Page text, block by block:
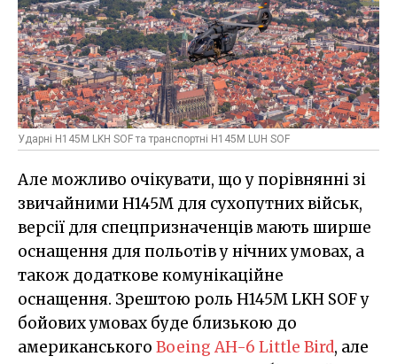
Ударні H145M LKH SOF та транспортні H145M LUH SOF
Але можливо очікувати, що у порівнянні зі
звичайними H145M для сухопутних військ,
версії для спецпризначенців мають ширше
оснащення для польотів у нічних умовах, а
також додаткове комунікаційне
оснащення. Зрештою роль H145M LKH SOF у
бойових умовах буде близькою до
американського Boeing AH-6 Little Bird, але